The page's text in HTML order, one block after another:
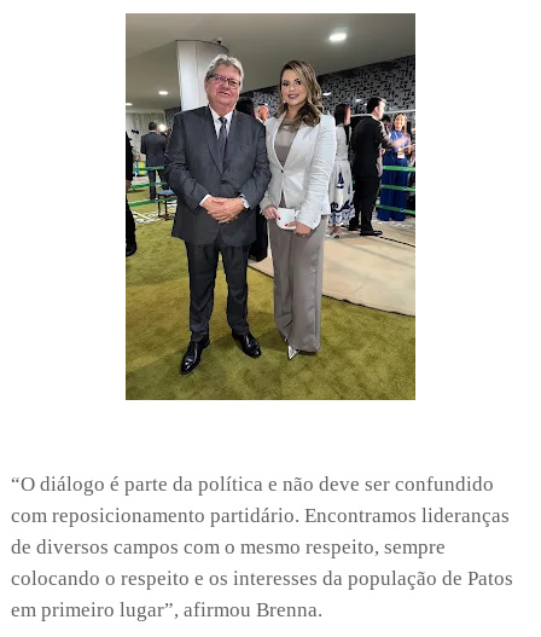
“O diálogo é parte da política e não deve ser confundido
com reposicionamento partidário. Encontramos lideranças
de diversos campos com o mesmo respeito, sempre
colocando o respeito e os interesses da população de Patos
em primeiro lugar”, afirmou Brenna.